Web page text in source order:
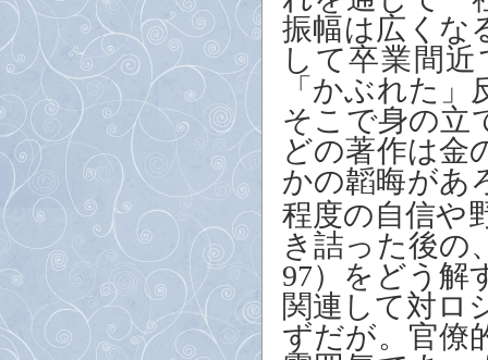
振幅は広くな
して卒業間
「かぶれた
そこで身の立
どの著作は金
かの韜晦があ
程度の自信や
き詰った後の
97）をどう解
関連して対ロ
ずだが。官僚